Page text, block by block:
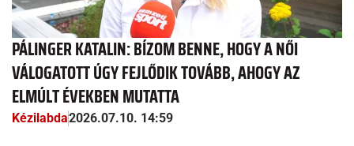
PÁLINGER KATALIN: BÍZOM BENNE, HOGY A NŐI
VÁLOGATOTT ÚGY FEJLŐDIK TOVÁBB, AHOGY AZ
ELMÚLT ÉVEKBEN MUTATTA
Kézilabda2026.07.10. 14:59